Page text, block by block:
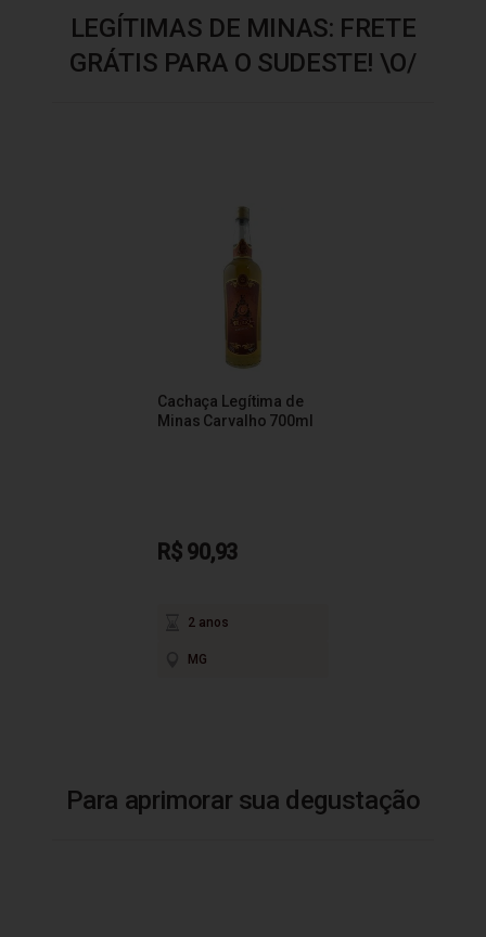
LEGÍTIMAS DE MINAS: FRETE
GRÁTIS PARA O SUDESTE! \O/
Cachaça Legítima de
Minas Carvalho 700ml
R$ 90,93
2 anos
MG
Para aprimorar sua degustação